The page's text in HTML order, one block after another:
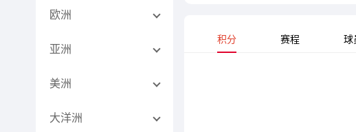
欧洲
亚洲
美洲
大洋洲
积分 赛程 球